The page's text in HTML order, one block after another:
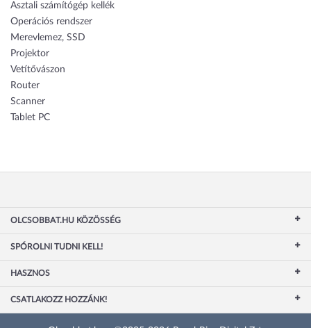
Asztali számítógép kellék
Operációs rendszer
Merevlemez, SSD
Projektor
Vetítővászon
Router
Scanner
Tablet PC
OLCSOBBAT.HU KÖZÖSSÉG
SPÓROLNI TUDNI KELL!
HASZNOS
CSATLAKOZZ HOZZÁNK!